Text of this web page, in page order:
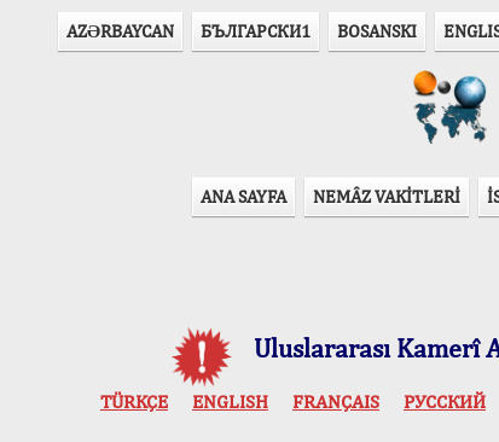
AZӘRBAYCAN БЪЛГАРСКИ1 BOSANSKI
ANA SAYFA NEMÂZ VAKİTLERİ
Uluslararası Kamerî
TÜRKÇE ENGLISH FRANÇAIS РУССКИЙ